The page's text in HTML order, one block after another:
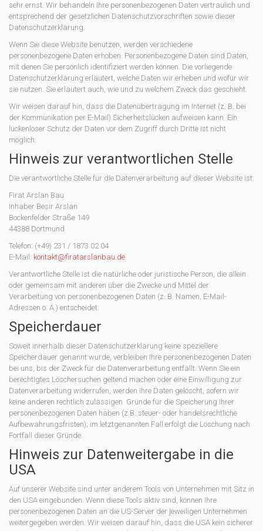
sehr ernst. Wir behandeln Ihre personenbezogenen Daten vertraulich und
entsprechend der gesetzlichen Datenschutzvorschriften sowie dieser
Datenschutzerklärung.
Wenn Sie diese Website benutzen, werden verschiedene
personenbezogene Daten erhoben. Personenbezogene Daten sind Daten,
mit denen Sie persönlich identifiziert werden können. Die vorliegende
Datenschutzerklärung erläutert, welche Daten wir erheben und wofür wir
sie nutzen. Sie erläutert auch, wie und zu welchem Zweck das geschieht.
Wir weisen darauf hin, dass die Datenübertragung im Internet (z. B. bei
der Kommunikation per E-Mail) Sicherheitslücken aufweisen kann. Ein
lückenloser Schutz der Daten vor dem Zugriff durch Dritte ist nicht
möglich.
Hinweis zur verantwortlichen Stelle
Die verantwortliche Stelle für die Datenverarbeitung auf dieser Website ist:
Firat Arslan Bau
Inhaber Besir Arslan
Bockenfelder Straße 149
44388 Dortmund
Telefon: (+49) 231 / 1873 02 04
E-Mail: kontakt@firatarslanbau.de
Verantwortliche Stelle ist die natürliche oder juristische Person, die allein
oder gemeinsam mit anderen über die Zwecke und Mittel der
Verarbeitung von personenbezogenen Daten (z. B. Namen, E-Mail-
Adressen o. Ä.) entscheidet.
Speicherdauer
Soweit innerhalb dieser Datenschutzerklärung keine speziellere
Speicherdauer genannt wurde, verbleiben Ihre personenbezogenen Daten
bei uns, bis der Zweck für die Datenverarbeitung entfällt. Wenn Sie ein
berechtigtes Löschersuchen geltend machen oder eine Einwilligung zur
Datenverarbeitung widerrufen, werden Ihre Daten gelöscht, sofern wir
keine anderen rechtlich zulässigen Gründe für die Speicherung Ihrer
personenbezogenen Daten haben (z.B. steuer- oder handelsrechtliche
Aufbewahrungsfristen); im letztgenannten Fall erfolgt die Löschung nach
Fortfall dieser Gründe.
Hinweis zur Datenweitergabe in die
USA
Auf unserer Website sind unter anderem Tools von Unternehmen mit Sitz in
den USA eingebunden. Wenn diese Tools aktiv sind, können Ihre
personenbezogenen Daten an die US-Server der jeweiligen Unternehmen
weitergegeben werden. Wir weisen darauf hin, dass die USA kein sicherer